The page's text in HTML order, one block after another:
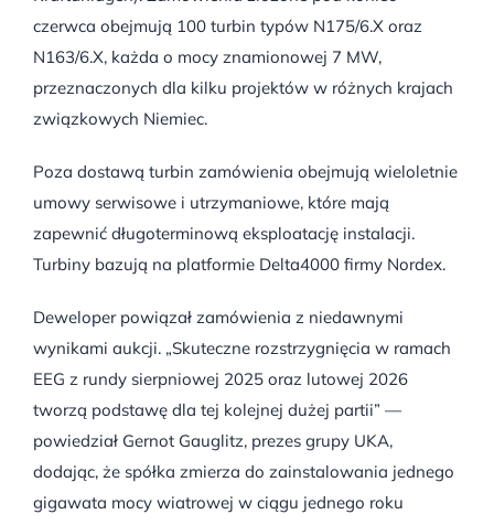
czerwca obejmują 100 turbin typów N175/6.X oraz
N163/6.X, każda o mocy znamionowej 7 MW,
przeznaczonych dla kilku projektów w różnych krajach
związkowych Niemiec.
Poza dostawą turbin zamówienia obejmują wieloletnie
umowy serwisowe i utrzymaniowe, które mają
zapewnić długoterminową eksploatację instalacji.
Turbiny bazują na platformie Delta4000 firmy Nordex.
Deweloper powiązał zamówienia z niedawnymi
wynikami aukcji. „Skuteczne rozstrzygnięcia w ramach
EEG z rundy sierpniowej 2025 oraz lutowej 2026
tworzą podstawę dla tej kolejnej dużej partii” —
powiedział Gernot Gauglitz, prezes grupy UKA,
dodając, że spółka zmierza do zainstalowania jednego
gigawata mocy wiatrowej w ciągu jednego roku